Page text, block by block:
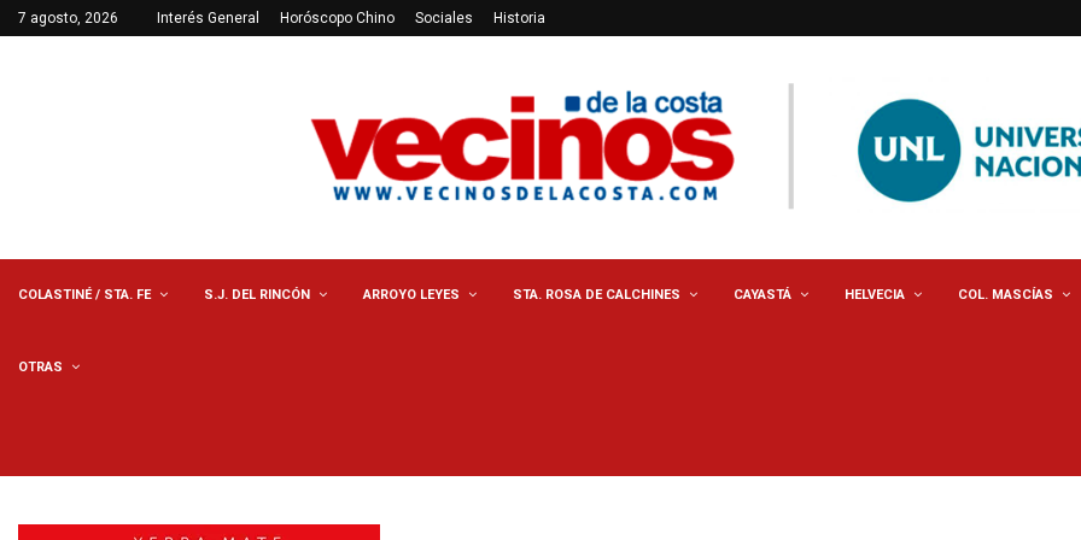
7 agosto, 2026 Interés General Horóscopo Chino Sociales Historia
COLASTINÉ / STA. FE S.J. DEL RINCÓN ARROYO LEYES STA. ROSA DE CALCHINES CAYASTÁ HELVECIA COL. MASCÍAS
OTRAS